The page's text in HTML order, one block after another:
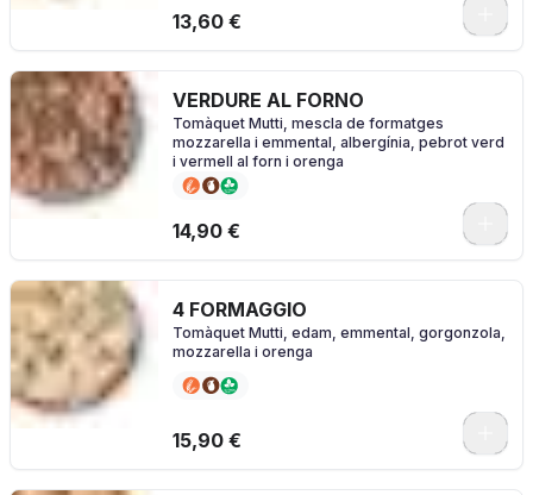
13,60 €
VERDURE AL FORNO
Tomàquet Mutti, mescla de formatges
mozzarella i emmental, albergínia, pebrot verd
i vermell al forn i orenga
14,90 €
4 FORMAGGIO
Tomàquet Mutti, edam, emmental, gorgonzola,
mozzarella i orenga
15,90 €